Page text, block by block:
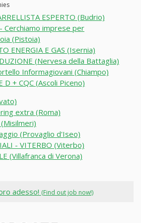
ESPERTO (Budrio)
Cerchiamo imprese per
(Pistoia)
ENERGIA E GAS (Isernia)
(Nervesa della Battaglia)
Informagiovani (Chiampo)
D + CQC (Ascoli Piceno)
extra (Roma)
(Provaglio d'Iseo)
- VITERBO (Viterbo)
(Villafranca di Verona)
adesso! (Find out job now!)